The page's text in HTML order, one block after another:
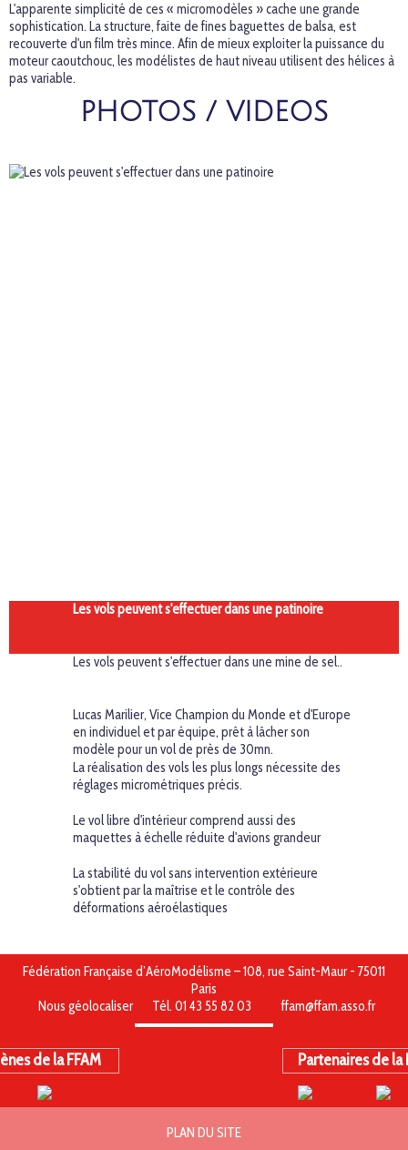
L'apparente simplicité de ces « micromodèles » cache une grande
sophistication. La structure, faite de fines baguettes de balsa, est
recouverte d'un film très mince. Afin de mieux exploiter la puissance du
moteur caoutchouc, les modélistes de haut niveau utilisent des hélices à
pas variable.
PHOTOS / VIDEOS
Les vols peuvent s'effectuer dans une patinoire
Les vols peuvent s'effectuer dans une mine de sel..
Lucas Marilier, Vice Champion du Monde et d'Europe
en individuel et par équipe, prêt à lâcher son
modèle pour un vol de près de 30mn.
La réalisation des vols les plus longs nécessite des
réglages micrométriques précis.
Le vol libre d'intérieur comprend aussi des
maquettes à échelle réduite d'avions grandeur
La stabilité du vol sans intervention extérieure
s'obtient par la maîtrise et le contrôle des
déformations aéroélastiques
Championnat du monde 2009 Belgrade
Fédération Française d’AéroModélisme – 108, rue Saint-Maur - 75011
Paris
Nous géolocaliser
Tél. 01 43 55 82 03 ffam@ffam.asso.fr
de la FFAM Partenaires de la
PLAN DU SITE